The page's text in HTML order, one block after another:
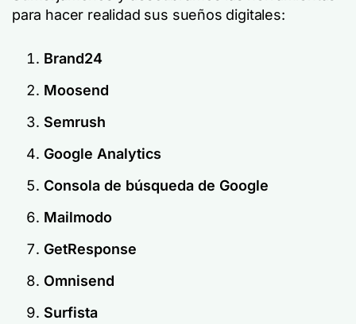
para hacer realidad sus sueños digitales:
Brand24
Moosend
Semrush
Google Analytics
Consola de búsqueda de Google
Mailmodo
GetResponse
Omnisend
Surfista